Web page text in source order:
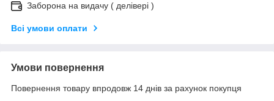
Заборона на видачу ( делівері )
Всі умови оплати
Умови повернення
Повернення товару впродовж 14 днів за рахунок покупця